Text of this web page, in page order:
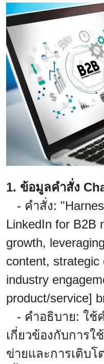
1. ข้อมูลคำสั่ง
- คำสั่ง:
LinkedIn for B2B
growth,
content, strategic
industry
product/service]
- คำอธิบาย: ใช้
เกี่ยวข้องกับการใ
ข่ายและการเติบโ